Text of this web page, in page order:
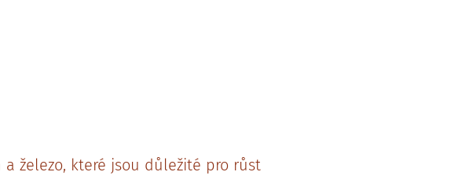
železo, které jsou důležité pro růst